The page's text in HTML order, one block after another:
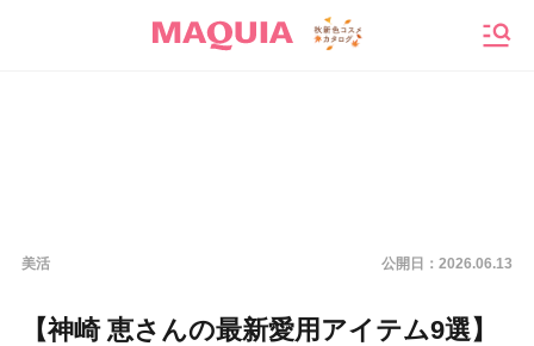
美活 公開日： 2026.06.13
【神崎 恵さんの最新愛用アイテム9選】